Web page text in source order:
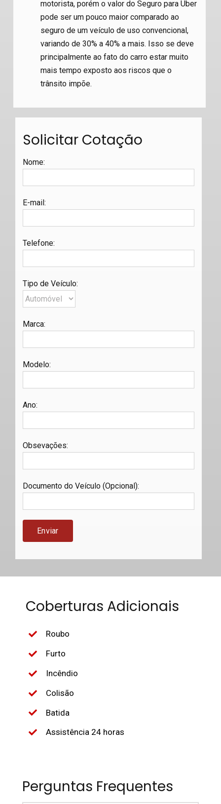
motorista, porém o valor do Seguro para Uber
pode ser um pouco maior comparado ao
seguro de um veículo de uso convencional,
variando de 30% a 40% a mais. Isso se deve
principalmente ao fato do carro estar muito
mais tempo exposto aos riscos que o
trânsito impõe.
Solicitar Cotação
Nome:
E-mail:
Telefone:
Tipo de Veículo:
Marca:
Modelo:
Ano:
Obsevações:
Documento do Veículo (Opcional):
Coberturas Adicionais
Roubo
Furto
Incêndio
Colisão
Batida
Assistência 24 horas
Perguntas Frequentes